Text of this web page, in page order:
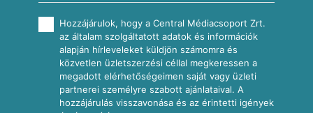
Hozzájárulok, hogy a Central Médiacsoport Zrt.
az általam szolgáltatott adatok és információk
alapján hírleveleket küldjön számomra és
közvetlen üzletszerzési céllal megkeressen a
megadott elérhetőségeimen saját vagy üzleti
partnerei személyre szabott ajánlataival. A
hozzájárulás visszavonása és az érintetti igények